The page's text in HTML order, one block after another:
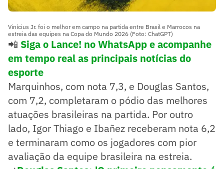
Vinícius Jr. foi o melhor em campo na partida entre Brasil e Marrocos na
estreia das equipes na Copa do Mundo 2026 (Foto: ChatGPT)
📲 Siga o Lance! no WhatsApp e acompanhe
em tempo real as principais notícias do
esporte
Marquinhos, com nota 7,3, e Douglas Santos,
com 7,2, completaram o pódio das melhores
atuações brasileiras na partida. Por outro
lado, Igor Thiago e Ibañez receberam nota 6,2
e terminaram como os jogadores com pior
avaliação da equipe brasileira na estreia.